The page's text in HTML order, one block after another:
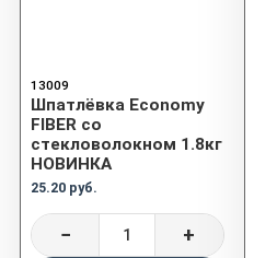
13009
Шпатлёвка Economy
FIBER со
стекловолокном 1.8кг
НОВИНКА
25.20 руб.
− +